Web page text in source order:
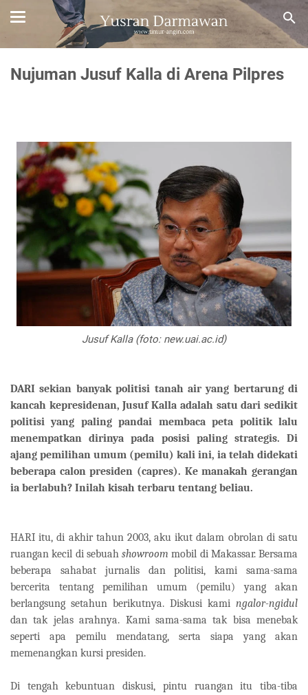
Nujuman Jusuf Kalla di Arena Pilpres
Jusuf Kalla (foto: new.uai.ac.id)
DARI sekian banyak politisi tanah air yang bertarung di
kancah kepresidenan, Jusuf Kalla adalah satu dari sedikit
politisi yang paling pandai membaca peta politik lalu
menempatkan dirinya pada posisi paling strategis. Di
ajang pemilihan umum (pemilu) kali ini, ia telah didekati
beberapa calon presiden (capres). Ke manakah gerangan
ia berlabuh? Inilah kisah terbaru tentang beliau.
HARI itu, di akhir tahun 2003, aku ikut dalam obrolan di satu
ruangan kecil di sebuah showroom mobil di Makassar. Bersama
beberapa sahabat jurnalis dan politisi, kami sama-sama
bercerita tentang pemilihan umum (pemilu) yang akan
berlangsung setahun berikutnya. Diskusi kami ngalor-ngidul
dan tak jelas arahnya. Kami sama-sama tak bisa menebak
seperti apa pemilu mendatang, serta siapa yang akan
memenangkan kursi presiden.
Di tengah kebuntuan diskusi, pintu ruangan itu tiba-tiba